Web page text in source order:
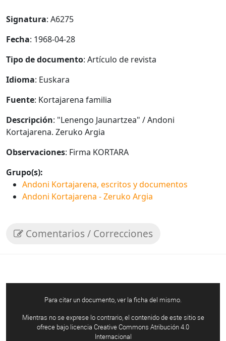
Signatura: A6275
Fecha: 1968-04-28
Tipo de documento: Artículo de revista
Idioma: Euskara
Fuente: Kortajarena familia
Descripción: "Lenengo Jaunartzea" / Andoni
Kortajarena. Zeruko Argia
Observaciones: Firma KORTARA
Grupo(s):
Andoni Kortajarena, escritos y documentos
Andoni Kortajarena - Zeruko Argia
Comentarios / Correcciones
Para citar un documento, ver la ficha del mismo.
Mientras no se exprese lo contrario, el contenido de este sitio se
ofrece bajo licencia Creative Commons Atribución 4.0
Internacional